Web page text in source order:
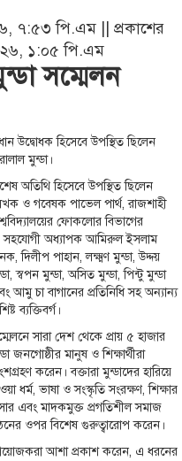
৭:৫৩ পি.এম || প্রকাশের
১:০৫ পি.এম
সম্মেলন
উদ্বোধক হিসেবে উপস্থিত ছিলেন
মুন্ডা।
অতিথি হিসেবে উপস্থিত ছিলেন
ও গবেষক পাভেল পার্থ, রাজশাহী
ফোকলোর বিভাগের
সহযোগী অধ্যাপক আমিরুল ইসলাম
দিলীপ পাহান, লক্ষ্মণ মুন্ডা, উদ্দয়
স্বপন মুন্ডা, অসিত মুন্ডা, পিন্টু মুন্ডা
আমু চা বাগানের প্রতিনিধি সহ অন্যান্য
ব্যক্তিবর্গ।
সারা দেশ থেকে প্রায় ৫ হাজার
জনগোষ্ঠীর মানুষ ও শিক্ষার্থীরা
করেন। বক্তারা মুন্ডাদের হারিয়ে
ধর্ম, ভাষা ও সংস্কৃতি সংরক্ষণ, শিক্ষার
এবং মাদকমুক্ত প্রগতিশীল সমাজ
ওপর বিশেষ গুরুত্বারোপ করেন।
আশা প্রকাশ করেন, এ ধরনের